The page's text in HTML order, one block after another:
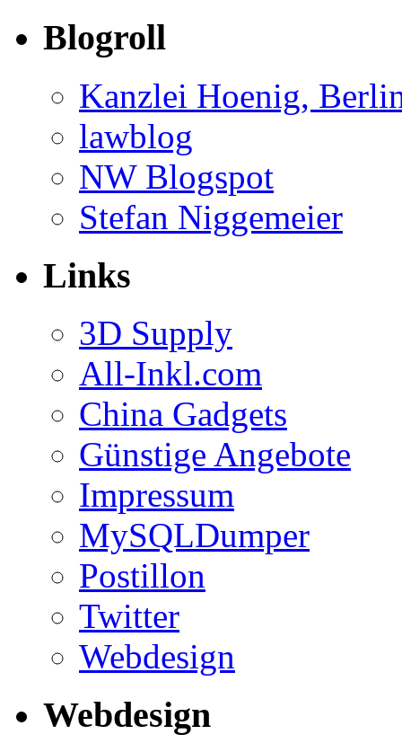
Blogroll
Kanzlei Hoenig,
lawblog
NW Blogspot
Stefan Niggemeier
Links
3D Supply
All-Inkl.com
China Gadgets
Günstige Angebote
Impressum
MySQLDumper
Postillon
Twitter
Webdesign
Webdesign